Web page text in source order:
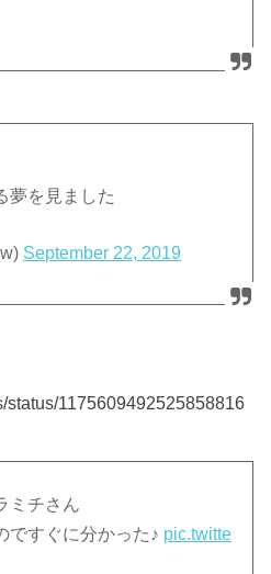
夢を見ました
September 22, 2019
status/1175609492525858816
ミチさん
ですぐに分かった♪ pic.twitte